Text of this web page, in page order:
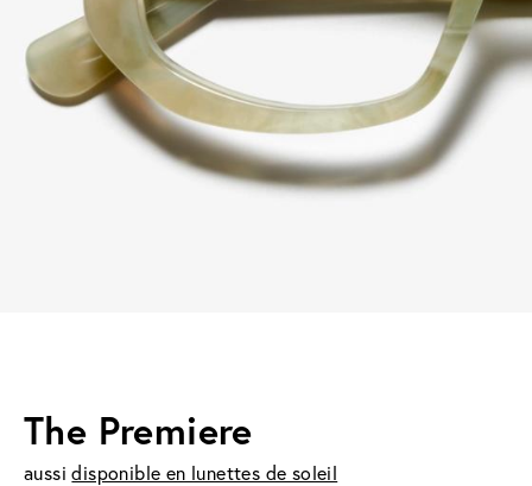
The Premiere
aussidisponible en lunettes de soleil